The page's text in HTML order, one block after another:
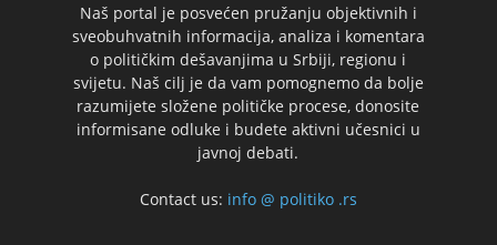
Naš portal je posvećen pružanju objektivnih i
sveobuhvatnih informacija, analiza i komentara
o političkim dešavanjima u Srbiji, regionu i
svijetu. Naš cilj je da vam pomognemo da bolje
razumijete složene političke procese, donosite
informisane odluke i budete aktivni učesnici u
javnoj debati.
Contact us: info @ politiko .rs